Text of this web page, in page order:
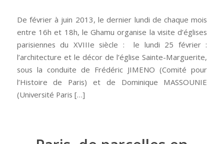
De février à juin 2013, le dernier lundi de chaque mois
entre 16h et 18h, le Ghamu organise la visite d’églises
parisiennes du XVIIIe siècle : le lundi 25 février :
l’architecture et le décor de l’église Sainte-Marguerite,
sous la conduite de Frédéric JIMENO (Comité pour
l’Histoire de Paris) et de Dominique MASSOUNIE
(Université Paris […]